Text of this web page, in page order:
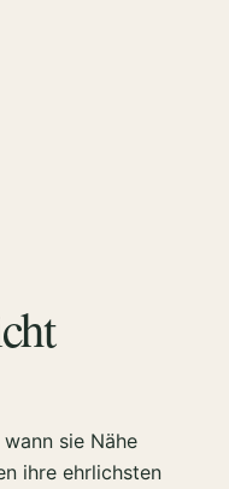
sie Nähe
ihre ehrlichsten